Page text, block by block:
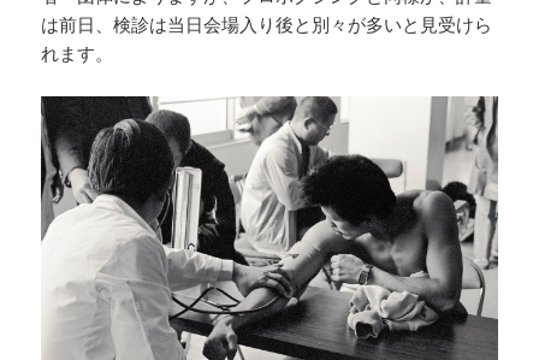
は前日、検診は当日会場入り後と別々が多いと見受けら
れます。